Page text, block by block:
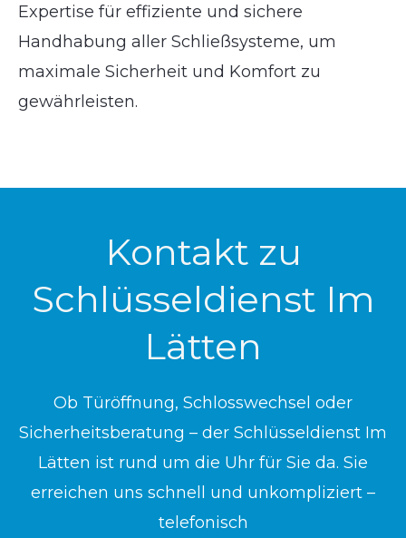
Expertise für effiziente und sichere
Handhabung aller Schließsysteme, um
maximale Sicherheit und Komfort zu
gewährleisten.
Kontakt zu
Schlüsseldienst Im
Lätten
Ob Türöffnung, Schlosswechsel oder
Sicherheitsberatung – der Schlüsseldienst Im
Lätten ist rund um die Uhr für Sie da. Sie
erreichen uns schnell und unkompliziert –
telefonisch